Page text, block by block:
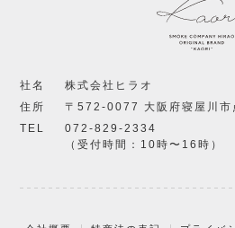
社名
株式会社ヒラオ
住所
〒572-0077 大阪府寝屋川
TEL
072-829-2334
（受付時間：10時〜16時）